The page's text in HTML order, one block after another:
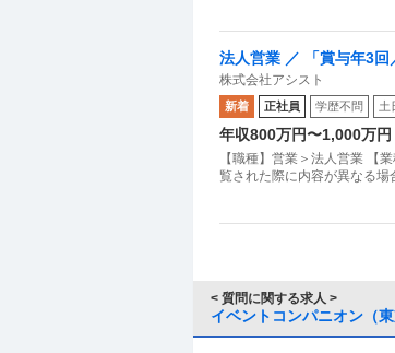
法人営業 ／ 「賞与年3
質的な課題解決に導く独
株式会社アシスト
新着 正社員 学歴不問 土
年収800万円〜1,000万円
【職種】営業＞法人営業 【
覧された際に内容が異なる
< 質問に関する求人 >
イベントコンパニオン（東